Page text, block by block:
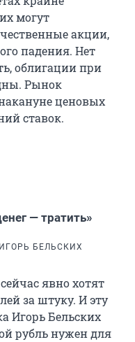
могут
акции,
падения. Нет
облигации при
Рынок
ценовых
ставок.
— тратить»
БЕЛЬСКИХ
явно хотят
за штуку. И эту
Игорь Бельских
рубль нужен для